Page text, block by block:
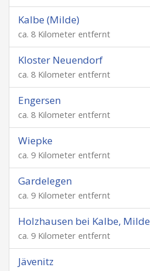
Kalbe (Milde)
ca. 8 Kilometer entfernt
Kloster Neuendorf
ca. 8 Kilometer entfernt
Engersen
ca. 8 Kilometer entfernt
Wiepke
ca. 9 Kilometer entfernt
Gardelegen
ca. 9 Kilometer entfernt
Holzhausen bei Kalbe, Milde
ca. 9 Kilometer entfernt
Jävenitz